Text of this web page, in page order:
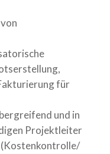
für
und in
Projektleiter
(Kostenkontrolle/